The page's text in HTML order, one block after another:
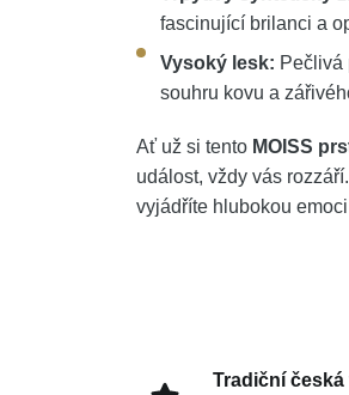
fascinující brilanci a
Vysoký lesk: Pečlivá
souhru kovu a
Ať už si tento MOISS
událost, vždy vás
vyjádříte hlubokou
Tradiční česká